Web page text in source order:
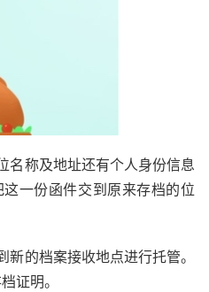
名称及地址还有个人身份信息
一份函件交到原来存档的位
的档案接收地点进行托管。
证明。